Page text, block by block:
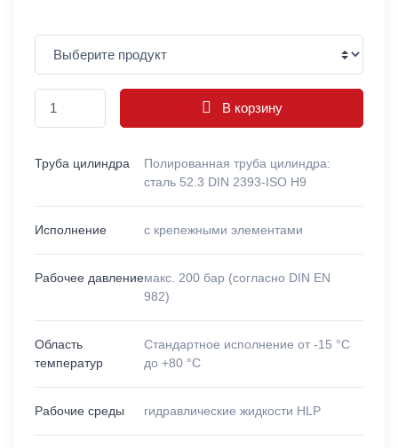
В корзину
Труба цилиндра
Полированная труба цилиндра:
сталь 52.3 DIN 2393-ISO H9
Исполнение с крепежными элементами
Рабочее давлениемакс. 200 бар (согласно DIN EN
982)
Область
температур
Стандартное исполнение от -15 °C
до +80 °C
Рабочие среды гидравлические жидкости HLP